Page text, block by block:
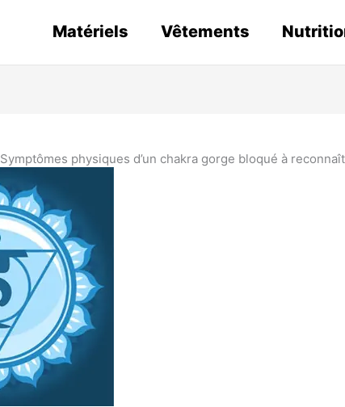
Matériels Vêtements
Symptômes physiques d’un chakra gorge bloqué à